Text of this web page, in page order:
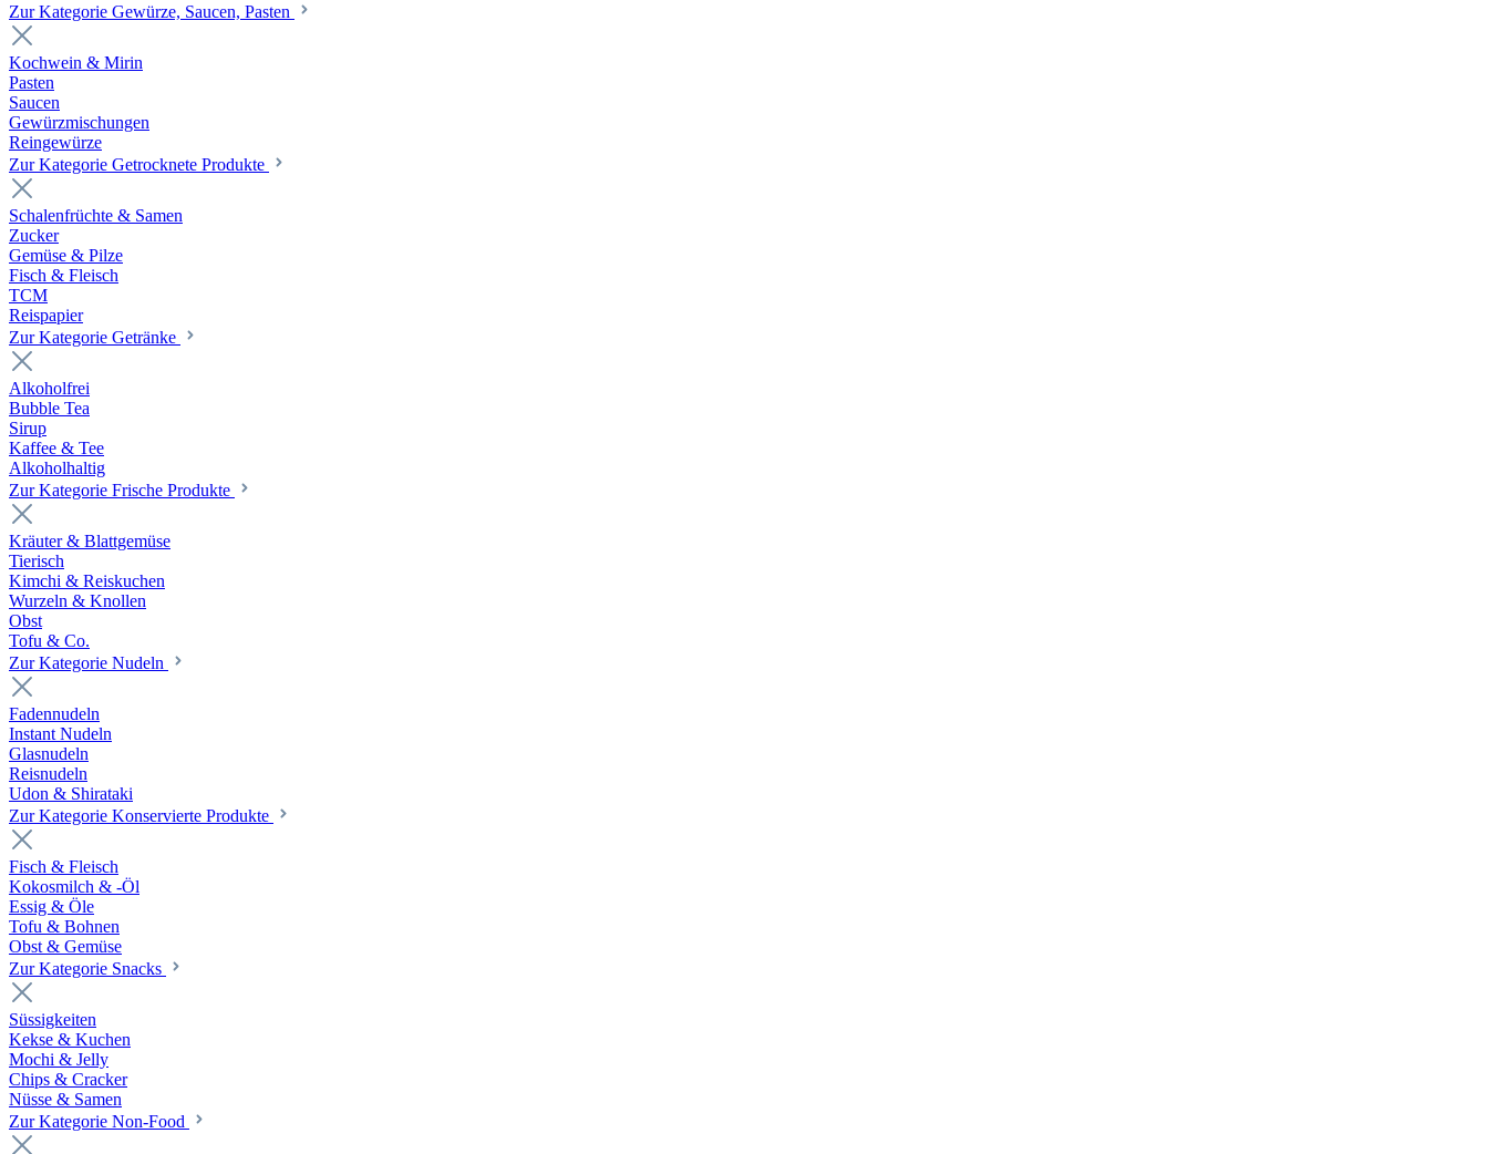
Zur Kategorie Gewürze, Saucen, Pasten
Kochwein & Mirin
Pasten
Saucen
Gewürzmischungen
Reingewürze
Zur Kategorie Getrocknete Produkte
Schalenfrüchte & Samen
Zucker
Gemüse & Pilze
Fisch & Fleisch
TCM
Reispapier
Zur Kategorie Getränke
Alkoholfrei
Bubble Tea
Sirup
Kaffee & Tee
Alkoholhaltig
Zur Kategorie Frische Produkte
Kräuter & Blattgemüse
Tierisch
Kimchi & Reiskuchen
Wurzeln & Knollen
Obst
Tofu & Co.
Zur Kategorie Nudeln
Fadennudeln
Instant Nudeln
Glasnudeln
Reisnudeln
Udon & Shirataki
Zur Kategorie Konservierte Produkte
Fisch & Fleisch
Kokosmilch & -Öl
Essig & Öle
Tofu & Bohnen
Obst & Gemüse
Zur Kategorie Snacks
Süssigkeiten
Kekse & Kuchen
Mochi & Jelly
Chips & Cracker
Nüsse & Samen
Zur Kategorie Non-Food